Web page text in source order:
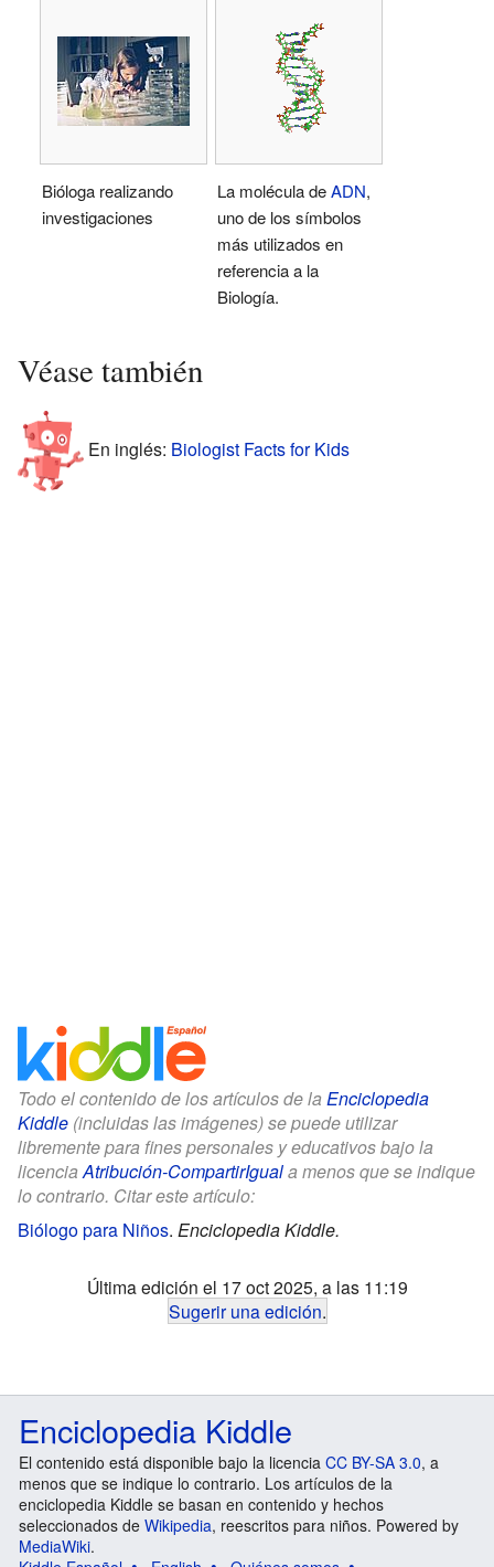
Bióloga realizando
investigaciones
La molécula deADN,
uno de los símbolos
más utilizados en
referencia a la
Biología.
Véase también
En inglés: Biologist Facts for Kids
Todo el contenido de los artículos de la Enciclopedia
Kiddle (incluidas las imágenes) se puede utilizar
libremente para fines personales y educativos bajo la
licenciaAtribución-CompartirIguala menos que se indique
lo contrario. Citar este artículo:
Biólogo para Niños. Enciclopedia Kiddle.
Última edición el 17 oct 2025, a las 11:19
Sugerir una edición.
Enciclopedia Kiddle
El contenido está disponible bajo la licencia CC BY-SA 3.0, a
menos que se indique lo contrario. Los artículos de la
enciclopedia Kiddle se basan en contenido y hechos
seleccionados de Wikipedia, reescritos para niños. Powered by
MediaWiki.